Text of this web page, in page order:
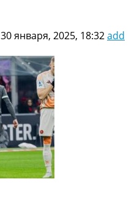
30 января, 2025, 18:32add